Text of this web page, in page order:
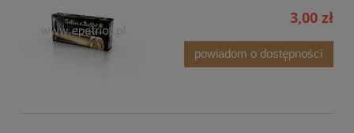
3,00 zł
powiadom o dostępności